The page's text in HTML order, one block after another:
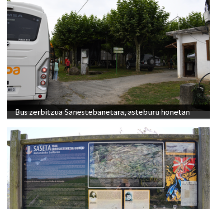
Bus zerbitzua Sanestebanetara, asteburu honetan